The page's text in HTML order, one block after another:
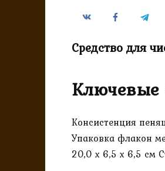
Средство для
Ключевые
Консистенция
Упаковка флакон
20,0 х 6,5 х 6,5 см